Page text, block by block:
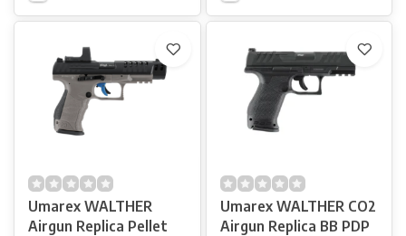
Umarex WALTHER
Airgun Replica Pellet
Umarex WALTHER CO2
Airgun Replica BB PDP